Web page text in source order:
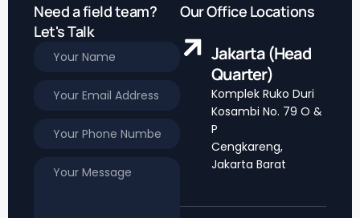
Need a field team?
Let's Talk
Our Office Locations
Jakarta (Head
Quarter)
Komplek Ruko Duri
Kosambi No. 79 O &
P
Cengkareng,
Jakarta Barat